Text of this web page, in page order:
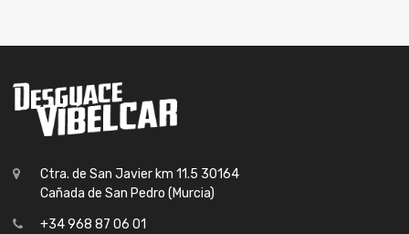
Ctra. de San Javier km 11.5 30164
Cañada de San Pedro (Murcia)
+34 968 87 06 01